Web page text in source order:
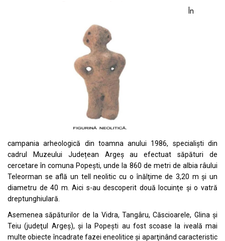
În
campania arheologică din toamna anului 1986, specialiști din
cadrul Muzeului Județean Argeș au efectuat săpături de
cercetare în comuna Popești, unde la 860 de metri de albia râului
Teleorman se află un tell neolitic cu o înălţime de 3,20 m şi un
diametru de 40 m. Aici s-au descoperit două locuinţe şi o vatră
dreptunghiulară.
Asemenea săpăturilor de la Vidra, Tangâru, Căscioarele, Glina şi
Teiu (judeţul Argeş), și la Popeşti au fost scoase la iveală mai
multe obiecte încadrate fazei eneolitice şi aparţinând caracteristic